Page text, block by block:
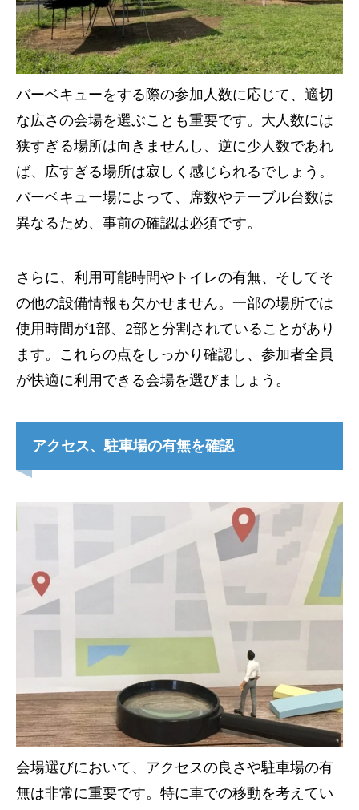
バーベキューをする際の参加人数に応じて、適切
な広さの会場を選ぶことも重要です。大人数には
狭すぎる場所は向きませんし、逆に少人数であれ
ば、広すぎる場所は寂しく感じられるでしょう。
バーベキュー場によって、席数やテーブル台数は
異なるため、事前の確認は必須です。
さらに、利用可能時間やトイレの有無、そしてそ
の他の設備情報も欠かせません。一部の場所では
使用時間が1部、2部と分割されていることがあり
ます。これらの点をしっかり確認し、参加者全員
が快適に利用できる会場を選びましょう。
アクセス、駐車場の有無を確認
会場選びにおいて、アクセスの良さや駐車場の有
無は非常に重要です。特に車での移動を考えてい